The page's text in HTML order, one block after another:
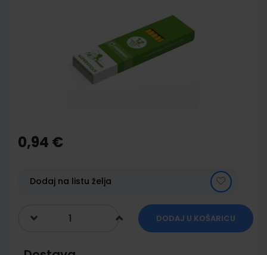
the
beginning
gallery
0,94 €
Dodaj na listu želja
DODAJ U KOŠARICU